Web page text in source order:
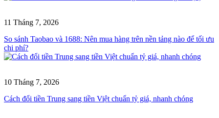
11 Tháng 7, 2026
So sánh Taobao và 1688: Nên mua hàng trên nền tảng nào để tối ưu
chi phí?
10 Tháng 7, 2026
Cách đổi tiền Trung sang tiền Việt chuẩn tỷ giá, nhanh chóng